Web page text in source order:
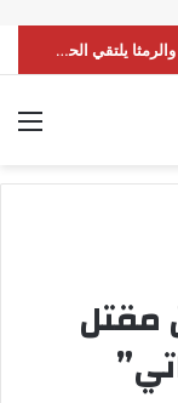
كأس السوبر الأردني .. الفيصلي يواجه الوحدات والرمثا يلتقي الحسين
مقتل